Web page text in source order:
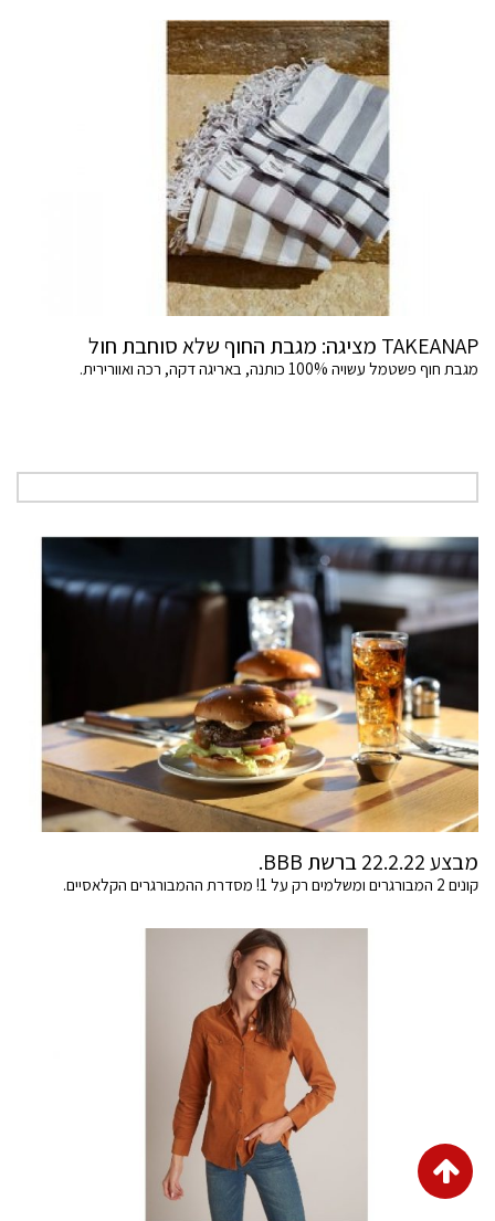
TAKEANAP מציגה: מגבת החוף שלא סוחבת חול
מגבת חוף פשטמל עשויה 100% כותנה, באריגה דקה, רכה ואוורירית.
מבצע 22.2.22 ברשת BBB.
קונים 2 המבורגרים ומשלמים רק על 1! מסדרת ההמבורגרים הקלאסיים.
גלילה
לראש